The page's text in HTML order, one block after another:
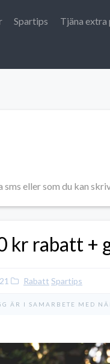
Spartips Tjäna extra
eller som du kan
kr rabatt +
Rabatt Spartips
ÄR I SAMARBETE MED